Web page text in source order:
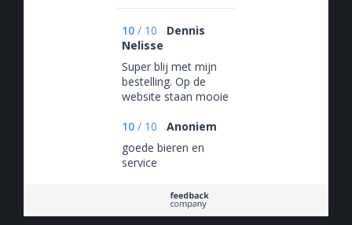
10 / 10
Dennis
Nelisse
Super blij met mijn
bestelling. Op de
website staan mooie
verschillende bier
stijlen en
brouwerijen. Fijn is
ook de optie om de
te halen als je dit zou
willen. Voor de
10 / 10
Anoniem
goede bieren en
service